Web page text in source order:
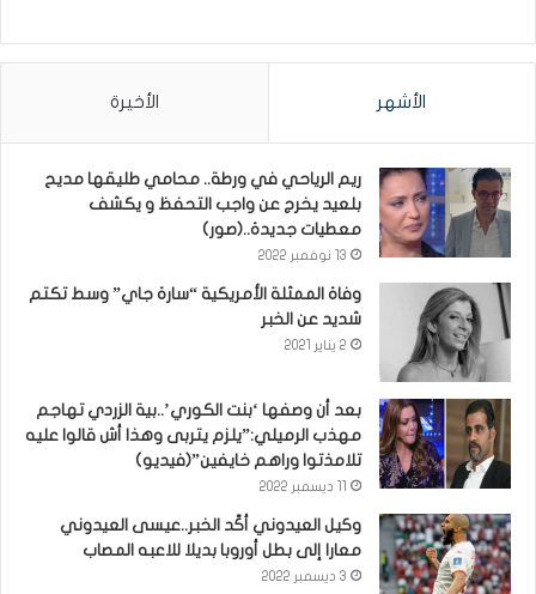
الأشهر الأخيرة
ريم الرياحي في ورطة.. محامي طليقها مديح
بلعيد يخرج عن واجب التحفظ و يكشف
معطيات جديدة..(صور)
13 نوفمبر 2022
وفاة الممثلة الأمريكية “سارة جاي” وسط تكتم
شديد عن الخبر
2 يناير 2021
بعد أن وصفها ‘بنت الكوري’..بية الزردي تهاجم
مهذب الرميلي:”يلزم يتربى وهذا أش قالوا عليه
تلامذتوا وراهم خايفين”(فيديو)
وكيل العيدوني أكّد الخبر..عيسى العيدوني
معارا إلى بطل أوروبا بديلا للاعبه المصاب
3 ديسمبر 2022